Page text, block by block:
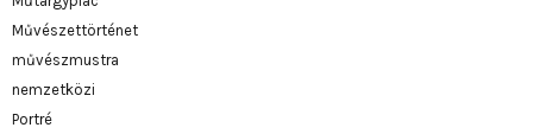
Művészettörténet
művészmustra
nemzetközi
Portré